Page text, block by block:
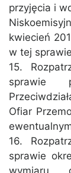
przyjęcia i
kwiecień
w tej
15.
sprawie
Ofiar
16.
sprawie